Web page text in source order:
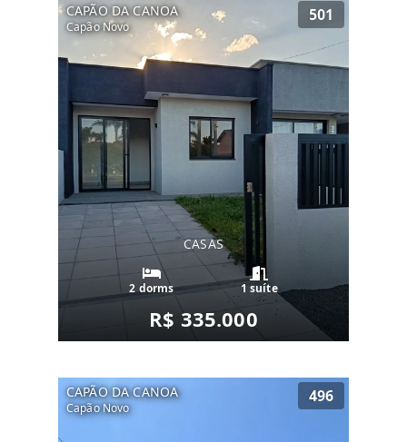
CAPÃO DA CANOA
Capão Novo
501
CASAS
2 dorms 1 suíte
R$ 335.000
CAPÃO DA CANOA
Capão Novo
496